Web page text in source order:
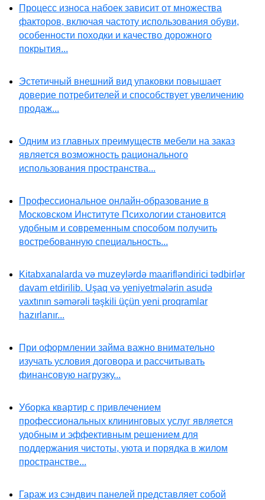
Процесс износа набоек зависит от множества
факторов, включая частоту использования обуви,
особенности походки и качество дорожного
покрытия...
Эстетичный внешний вид упаковки повышает
доверие потребителей и способствует увеличению
продаж...
Одним из главных преимуществ мебели на заказ
является возможность рационального
использования пространства...
Профессиональное онлайн-образование в
Московском Институте Психологии становится
удобным и современным способом получить
востребованную специальность...
Kitabxanalarda və muzeylərdə maarifləndirici tədbirlər
davam etdirilib. Uşaq və yeniyetmələrin asudə
vaxtının səmərəli təşkili üçün yeni proqramlar
hazırlanır...
При оформлении займа важно внимательно
изучать условия договора и рассчитывать
финансовую нагрузку...
Уборка квартир с привлечением
профессиональных клининговых услуг является
удобным и эффективным решением для
поддержания чистоты, уюта и порядка в жилом
пространстве...
Гараж из сэндвич панелей представляет собой